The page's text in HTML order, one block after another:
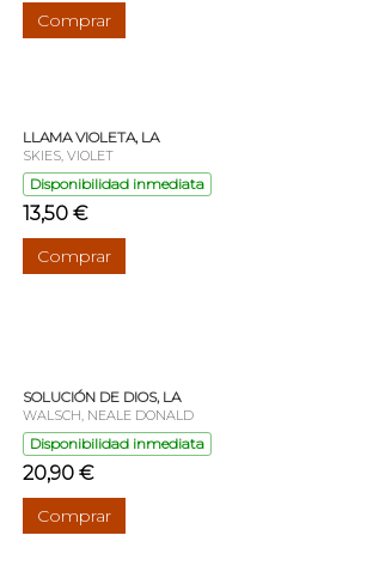
Comprar
LLAMA VIOLETA, LA
SKIES, VIOLET
Disponibilidad inmediata
13,50 €
Comprar
SOLUCIÓN DE DIOS, LA
WALSCH, NEALE DONALD
Disponibilidad inmediata
20,90 €
Comprar